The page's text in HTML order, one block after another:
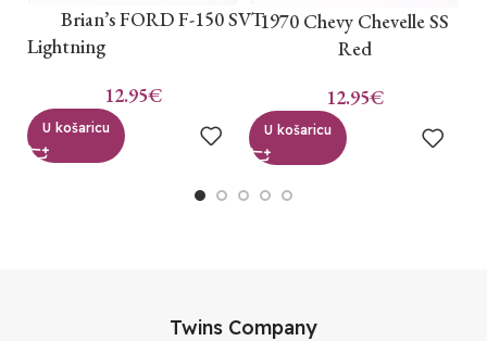
Brian’s FORD F-150 SVT
Lightning
12.95€
U košaricu
1970 Chevy Chevelle SS
Red
12.95€
U košaricu
Twins Company